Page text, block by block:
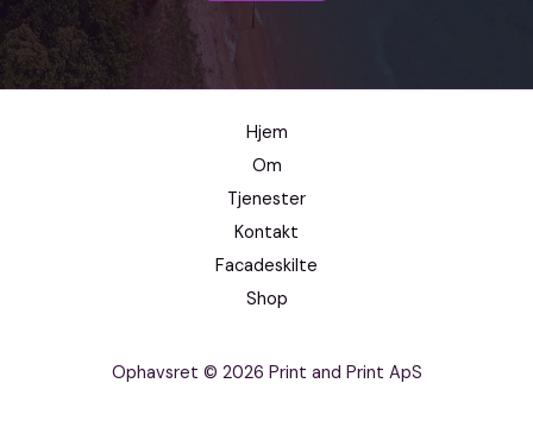
Hjem
Om
Tjenester
Kontakt
Facadeskilte
Shop
Ophavsret © 2026 Print and Print ApS